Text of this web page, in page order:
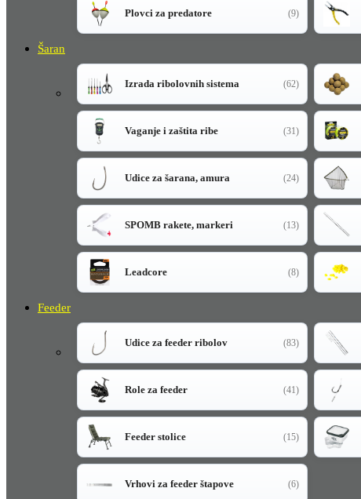
Plovci za predatore (9)
Šaran
Izrada ribolovnih sistema (62)
Vaganje i zaštita ribe (31)
Udice za šarana, amura (24)
SPOMB rakete, markeri (13)
Leadcore (8)
Feeder
Udice za feeder ribolov (83)
Role za feeder (41)
Feeder stolice (15)
Vrhovi za feeder štapove (6)